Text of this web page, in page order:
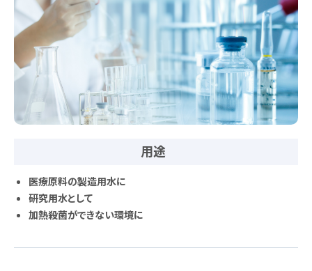
用途
医療原料の製造用水に
研究用水として
加熱殺菌ができない環境に